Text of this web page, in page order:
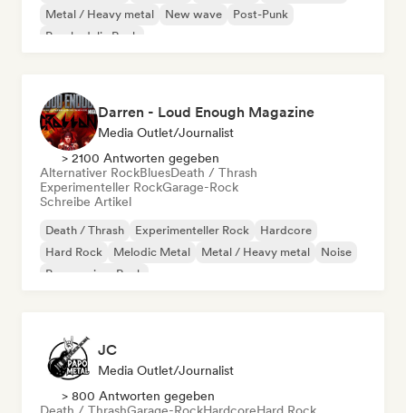
Metal / Heavy metal
New wave
Post-Punk
Psychedelic Rock
Darren - Loud Enough Magazine
Media Outlet/Journalist
> 2100 Antworten gegeben
Alternativer RockBluesDeath / Thrash
Experimenteller RockGarage-Rock
Schreibe Artikel
Death / Thrash Experimenteller Rock
Hardcore
Hard Rock
Melodic Metal Metal / Heavy metal
Noise
Progressiver Rock
JC
Media Outlet/Journalist
> 800 Antworten gegeben